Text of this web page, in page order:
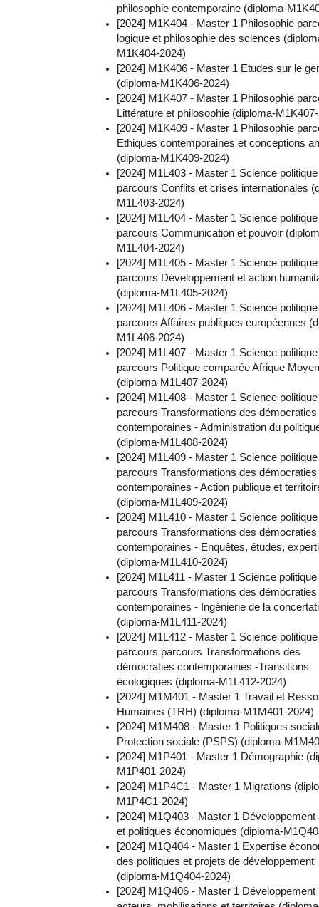
philosophie contemporaine (diploma-
[2024] M1K404 - Master 1 Philosophie
logique et philosophie des sciences
M1K404-2024)
[2024] M1K406 - Master 1 Etudes sur le
(diploma-M1K406-2024)
[2024] M1K407 - Master 1 Philosophie
Littérature et philosophie (diploma-
[2024] M1K409 - Master 1 Philosophie
Ethiques contemporaines et conceptions
(diploma-M1K409-2024)
[2024] M1L403 - Master 1 Science politique
parcours Conflits et crises internationales
M1L403-2024)
[2024] M1L404 - Master 1 Science politique
parcours Communication et pouvoir
M1L404-2024)
[2024] M1L405 - Master 1 Science politique
parcours Développement et action
(diploma-M1L405-2024)
[2024] M1L406 - Master 1 Science politique
parcours Affaires publiques européennes
M1L406-2024)
[2024] M1L407 - Master 1 Science politique
parcours Politique comparée Afrique
(diploma-M1L407-2024)
[2024] M1L408 - Master 1 Science politique
parcours Transformations des démocraties
contemporaines - Administration du
(diploma-M1L408-2024)
[2024] M1L409 - Master 1 Science politique
parcours Transformations des démocraties
contemporaines - Action publique et
(diploma-M1L409-2024)
[2024] M1L410 - Master 1 Science politique
parcours Transformations des démocraties
contemporaines - Enquêtes, études,
(diploma-M1L410-2024)
[2024] M1L411 - Master 1 Science politique
parcours Transformations des démocraties
contemporaines - Ingénierie de la
(diploma-M1L411-2024)
[2024] M1L412 - Master 1 Science politique
parcours parcours Transformations des
démocraties contemporaines -Transitions
écologiques (diploma-M1L412-2024)
[2024] M1M401 - Master 1 Travail et
Humaines (TRH) (diploma-M1M401-2024)
[2024] M1M408 - Master 1 Politiques
Protection sociale (PSPS) (diploma-
[2024] M1P401 - Master 1 Démographie
M1P401-2024)
[2024] M1P4C1 - Master 1 Migrations
M1P4C1-2024)
[2024] M1Q403 - Master 1 Développement
et politiques économiques (diploma-
[2024] M1Q404 - Master 1 Expertise
des politiques et projets de développement
(diploma-M1Q404-2024)
[2024] M1Q406 - Master 1 Développement